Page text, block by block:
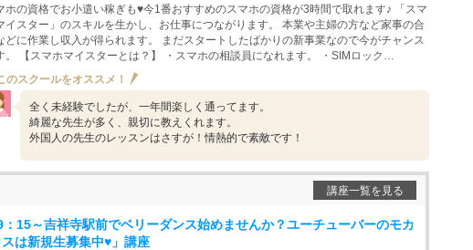
ホの資格でお小遣い稼ぎも♥今1番おすすめのスマホの資格が3時間で取れます♪ 「スマ
イスター」のスキルを生かし、お仕事につながります。 本業や主婦の方など家事の合
どに作業し収入が得られます。 まだスタートしたばかりの新事業なので今がチャンス
。 【スマホマイスターとは？】 ・スマホの相談員になれます。 ・SIMロック…
のスクールをオススメ！
全く未経験でしたが、一年間楽しく通ってます。
綺麗な先生が多く、親切に教えくれます。
外国人の先生のレッスンはさすが！情熱的で素敵です！
講座一覧を見る
：15～吉祥寺駅前でベリーダンス始めませんか？ユーチューバーのモカ
は新規生募集中♥」講座